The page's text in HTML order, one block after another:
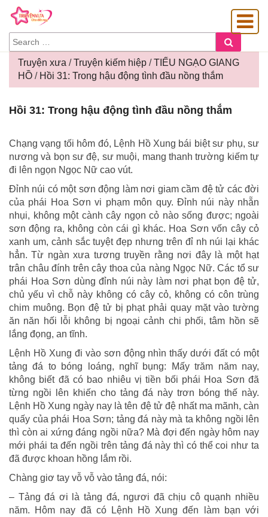
SEARCH
FOR:
Truyện xưa /Truyện kiếm hiệp /TIẾU NGẠO GIANG
HỒ / Hồi 31: Trong hậu động tình đầu nồng thắm
31:
hậu
động
nồng
thắm
Hồi 31: Trong hậu động tình đầu nồng thắm
Chạng vạng tối hôm đó, Lệnh Hồ Xung bái biệt sư phụ, sư
nương và bọn sư đệ, sư muội, mang thanh trường kiếm tự
đi lên ngọn Ngọc Nữ cao vút.
Đỉnh núi có một sơn động làm nơi giam cầm đệ tử các đời
của phái Hoa Sơn vi phạm môn quy. Đỉnh núi này nhẵn
nhụi, không một cành cây ngọn cỏ nào sống được; ngoài
sơn động ra, không còn cái gì khác. Hoa Sơn vốn cây cỏ
xanh um, cảnh sắc tuyệt đẹp nhưng trên đỉ nh núi lại khác
hẳn. Từ ngàn xưa tương truyền rằng nơi đây là một hạt
trân châu đính trên cây thoa của nàng Ngọc Nữ. Các tổ sư
phái Hoa Sơn dùng đỉnh núi này làm nơi phạt bọn đệ tử,
chủ yếu vì chỗ này không có cây cỏ, không có côn trùng
chim muông. Bọn đệ tử bị phạt phải quay mặt vào tường
ăn năn hối lỗi không bị ngoại cảnh chi phối, tâm hồn sẽ
lắng đọng, an tĩnh.
Lệnh Hồ Xung đi vào sơn động nhìn thấy dưới đất có một
tảng đá to bóng loáng, nghĩ bụng: Mấy trăm năm nay,
không biết đã có bao nhiêu vị tiền bối phái Hoa Sơn đã
từng ngồi lên khiến cho tảng đá này trơn bóng thế này.
Lệnh Hồ Xung ngày nay là tên đệ tử đệ nhất ma mãnh, càn
quấy của phái Hoa Sơn; tảng đá này mà ta không ngồi lên
thì còn ai xứng đáng ngồi nữa? Mà đợi đến ngày hôm nay
mới phái ta đến ngồi trên tảng đá này thì có thể coi như ta
đã được khoan hồng lắm rồi.
Chàng giơ tay vỗ vỗ vào tảng đá, nói:
– Tảng đá ơi là tảng đá, ngươi đã chịu cô quạnh nhiều
năm. Hôm nay đã có Lệnh Hồ Xung đến làm bạn với